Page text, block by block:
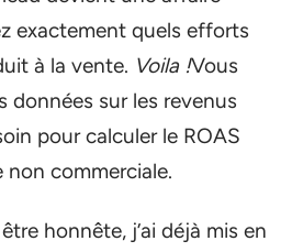
exactement quels efforts
à la vente. Voila !Vous
données sur les revenus
pour calculer le ROAS
non commerciale.
honnête, j’ai déjà mis en